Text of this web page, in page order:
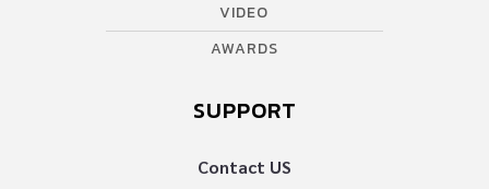
VIDEO
AWARDS
SUPPORT
Contact US